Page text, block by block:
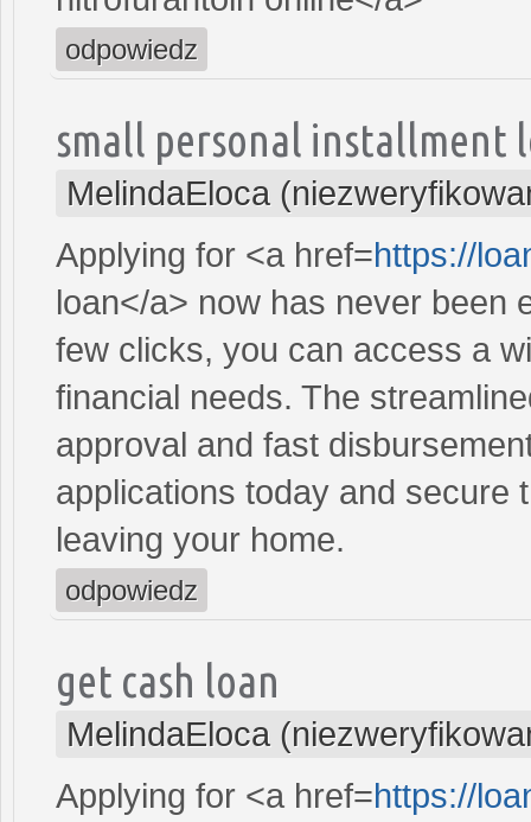
odpowiedz
small personal installment
MelindaEloca
Applying for <a href=https://
loan</a> now has never been
few clicks, you can access a
financial needs. The
approval and fast
applications today and secure
leaving your home.
odpowiedz
get cash loan
MelindaEloca
Applying for <a href=https://